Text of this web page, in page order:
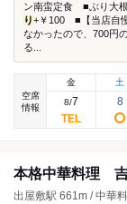
ン南蛮定食 ■ぶり大
り+￥100 ■【当店自
なかったので、700円
る...
空席
情報
金
8/7
土
8
本格中華料理
出屋敷駅 661m / 中華